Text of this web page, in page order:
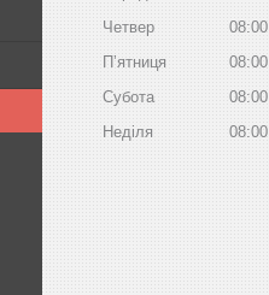
Четвер
08:00
Пʼятниця
08:00
Субота
08:00
Неділя
08:00